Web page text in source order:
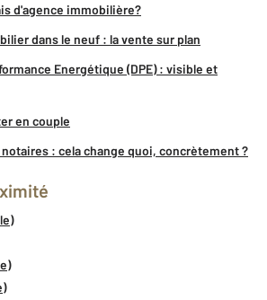
d'agence immobilière?
dans le neuf : la vente sur plan
Energétique (DPE) : visible et
en couple
: cela change quoi, concrètement ?